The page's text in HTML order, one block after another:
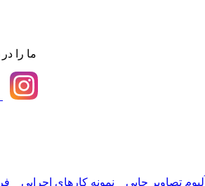
ما را
آلبوم تصاویر چاپی نمونه کارهای اجرایی